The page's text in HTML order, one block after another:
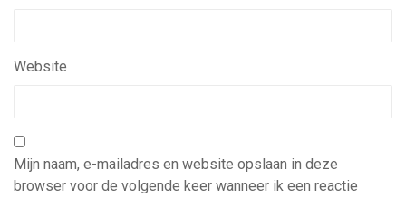
Website
Mijn naam, e-mailadres en website opslaan in deze
browser voor de volgende keer wanneer ik een reactie